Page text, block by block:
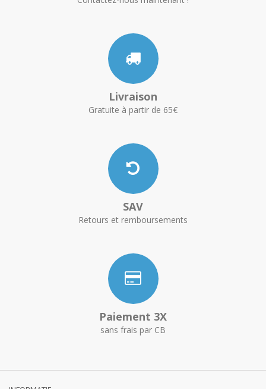
Livraison
Gratuite à partir de 65€
SAV
Retours et remboursements
Paiement 3X
sans frais par CB